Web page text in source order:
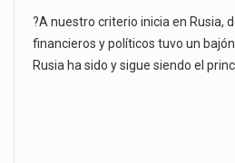
?A nuestro criterio inicia en Rusia,
financieros y políticos tuvo un
Rusia ha sido y sigue siendo el